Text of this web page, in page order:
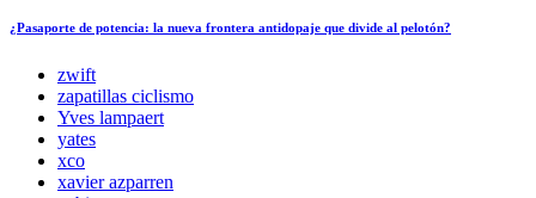
¿Pasaporte de potencia: la nueva frontera antidopaje que divide al pelotón?
zwift
zapatillas ciclismo
Yves lampaert
yates
xco
xavier azparren